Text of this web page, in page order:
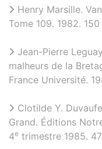
Henry Marsille.
Tome 109. 1982.
Jean-Pierre
malheurs de la
France Université.
Clotilde Y.
Grand. Éditions
4e trimestre 1985.